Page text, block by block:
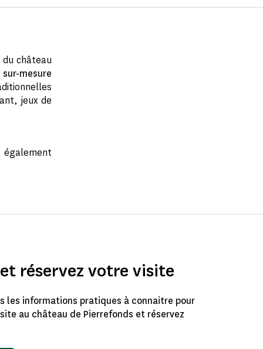
château
mesure
jeux de
également
réservez votre visite
les informations pratiques à connaitre pour
au château de Pierrefonds et réservez